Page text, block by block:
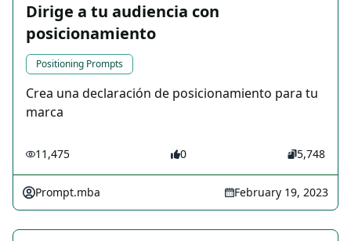
Dirige a tu audiencia con
posicionamiento
Positioning Prompts
Crea una declaración de posicionamiento para tu
marca
11,475 0 5,748
Prompt.mba February 19, 2023